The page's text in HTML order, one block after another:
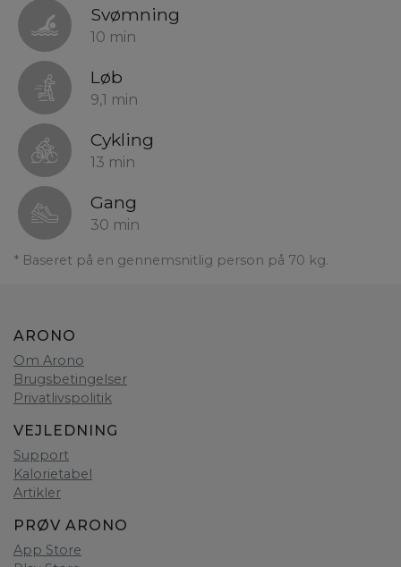
Svømning
10 min
Løb
9,1 min
Cykling
13 min
Gang
30 min
* Baseret på en gennemsnitlig person på 70 kg.
ARONO
Om Arono
Brugsbetingelser
Privatlivspolitik
VEJLEDNING
Support
Kalorietabel
Artikler
PRØV ARONO
App Store